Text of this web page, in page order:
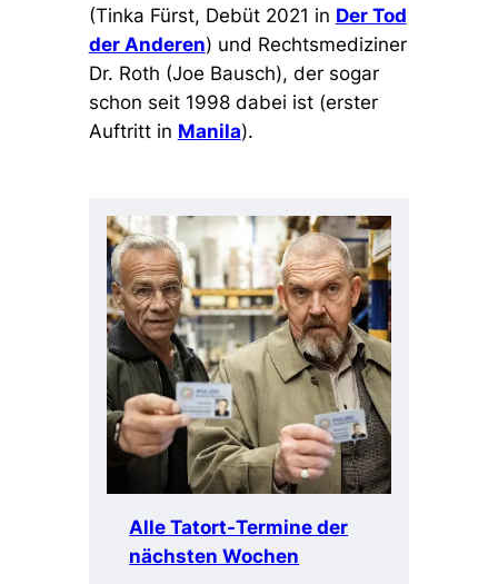
(Tinka Fürst, Debüt 2021 in Der Tod
der Anderen) und Rechtsmediziner
Dr. Roth (Joe Bausch), der sogar
schon seit 1998 dabei ist (erster
Auftritt in Manila).
Alle Tatort-Termine der
nächsten Wochen